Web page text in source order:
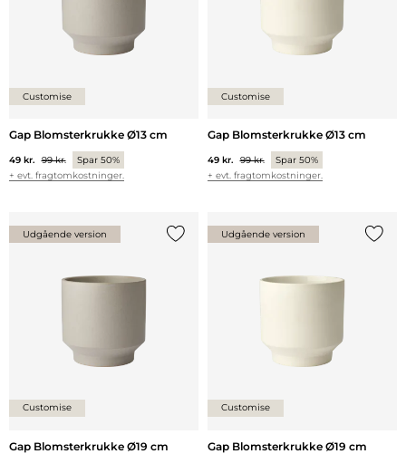
Customise
Gap Blomsterkrukke Ø13 cm
49 kr. 99 kr.
Spar 50%
+ evt. fragtomkostninger.
Customise
Gap Blomsterkrukke Ø13 cm
49 kr. 99 kr.
Spar 50%
+ evt. fragtomkostninger.
Udgående version
Customise
Gap Blomsterkrukke Ø19 cm
Udgående version
Customise
Gap Blomsterkrukke Ø19 cm